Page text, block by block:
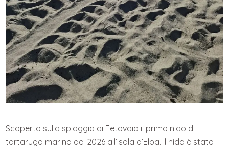
Scoperto sulla spiaggia di Fetovaia il primo nido di
tartaruga marina del 2026 all’Isola d’Elba. Il nido è stato